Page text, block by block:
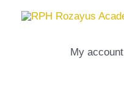
My account